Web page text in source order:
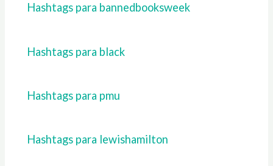
Hashtags para bannedbooksweek
Hashtags para black
Hashtags para pmu
Hashtags para lewishamilton